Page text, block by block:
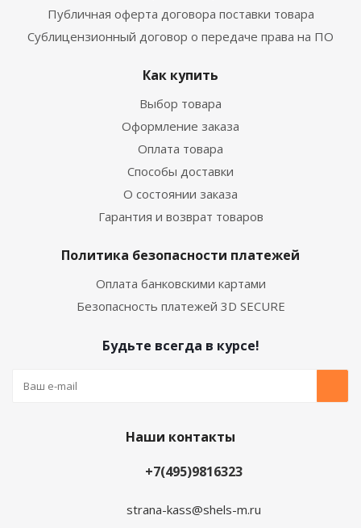
Публичная оферта договора поставки товара
Сублицензионный договор о передаче права на ПО
Как купить
Выбор товара
Оформление заказа
Оплата товара
Способы доставки
О состоянии заказа
Гарантия и возврат товаров
Политика безопасности платежей
Оплата банковскими картами
Безопасность платежей 3D SECURE
Будьте всегда в курсе!
Наши контакты
+7(495)9816323
strana-kass@shels-m.ru